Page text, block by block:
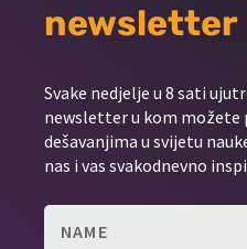
newsletter
Svake nedjelje u 8 sati
newsletter u kom
dešavanjima u svijetu
nas i vas svakodnevno